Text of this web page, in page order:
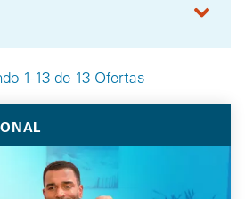
1-13 de 13 Ofertas